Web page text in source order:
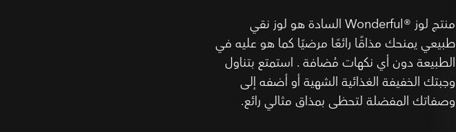
منتج لوز Wonderful®‎ السادة هو لوز نقي
طبيعي يمنحك مذاقًا رائعًا مرضيًا كما هو عليه في
الطبيعة دون أي نكهات مُضافة . استمتع بتناول
وجبتك الخفيفة الغذائية الشهية أو أضفه إلى
وصفاتك المفضلة لتحظى بمذاق مثالي رائع.